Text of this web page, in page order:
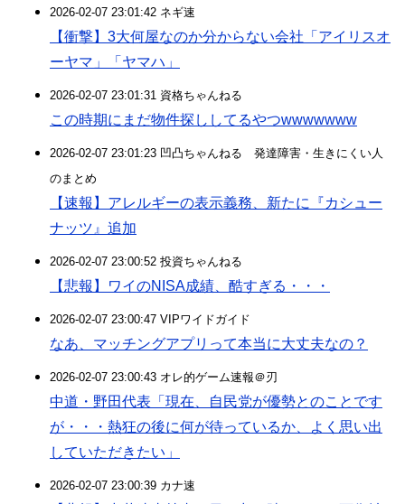
2026-02-07 23:01:42 ネギ速
【衝撃】3大何屋なのか分からない会社「アイリスオ
ーヤマ」「ヤマハ」
2026-02-07 23:01:31 資格ちゃんねる
この時期にまだ物件探ししてるやつwwwwwww
2026-02-07 23:01:23 凹凸ちゃんねる 発達障害・生きにくい人
のまとめ
【速報】アレルギーの表示義務、新たに『カシュー
ナッツ』追加
2026-02-07 23:00:52 投資ちゃんねる
【悲報】ワイのNISA成績、酷すぎる・・・
2026-02-07 23:00:47 VIPワイドガイド
なあ、マッチングアプリって本当に大丈夫なの？
2026-02-07 23:00:43 オレ的ゲーム速報＠刃
中道・野田代表「現在、自民党が優勢とのことです
が・・・熱狂の後に何が待っているか、よく思い出
していただきたい」
2026-02-07 23:00:39 カナ速